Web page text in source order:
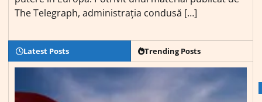
The Telegraph, administrația condusă […]
Latest Posts Trending Posts